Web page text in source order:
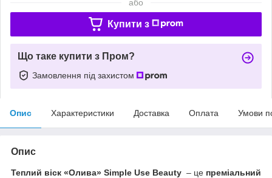
або
Купити з
Що таке купити з Пром?
Замовлення під захистом
Опис Характеристики Доставка Оплата Умови
Опис
Теплий віск «Олива» Simple Use Beauty – це преміальний